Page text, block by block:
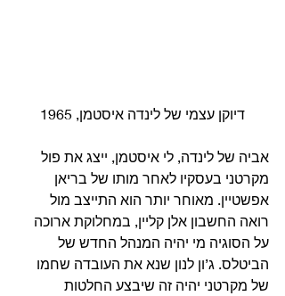
אביה של לינדה, לי איסטמן, ייצג את פול
מקרטני בעסקיו לאחר מותו של בריאן
אפשטיין. מאוחר יותר הוא התייצב מול
רואה החשבון אלן קליין, במחלוקת ארוכה
על הסוגיה מי יהיה המנהל החדש של
הביטלס. ג’ון לנון שנא את העובדה שחמו
של מקרטני יהיה זה שיבצע החלטות